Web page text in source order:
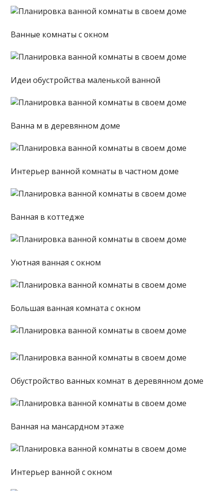
Ванные комнаты с окном
Идеи обустройства маленькой ванной
Ванна м в деревянном доме
Интерьер ванной комнаты в частном доме
Ванная в коттедже
Уютная ванная с окном
Большая ванная комната с окном
Обустройство ванных комнат в деревянном доме
Ванная на мансардном этаже
Интерьер ванной с окном